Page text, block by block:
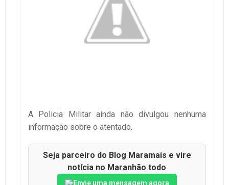
A Policia Militar ainda não divulgou nenhuma
informação sobre o atentado.
Seja parceiro do Blog Maramais e vire
notícia no Maranhão todo
Envie uma mensagem agora